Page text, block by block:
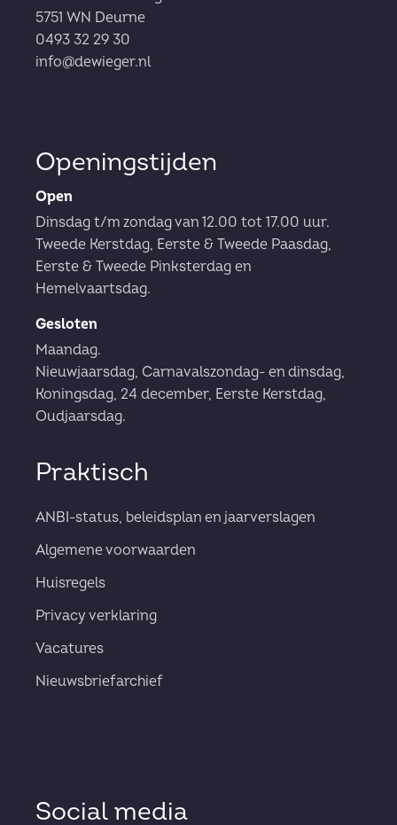
5751 WN Deurne
0493 32 29 30
info@dewieger.nl
Openingstijden
Open
Dinsdag t/m zondag van 12.00 tot 17.00 uur.
Tweede Kerstdag, Eerste & Tweede Paasdag,
Eerste & Tweede Pinksterdag en
Hemelvaartsdag.
Gesloten
Maandag.
Nieuwjaarsdag, Carnavalszondag- en dinsdag,
Koningsdag, 24 december, Eerste Kerstdag,
Oudjaarsdag.
Praktisch
ANBI-status, beleidsplan en jaarverslagen
Algemene voorwaarden
Huisregels
Privacy verklaring
Vacatures
Nieuwsbriefarchief
Social media